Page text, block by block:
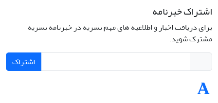
اشتراک خبرنامه
برای دریافت اخبار و اطلاعیه های مهم نشریه در خبرنامه نشریه
مشترک شوید.
اشتراک